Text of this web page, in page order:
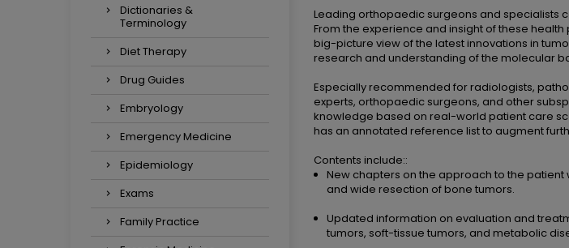
Dictionaries &
Terminology
Diet Therapy
Drug Guides
Embryology
Emergency Medicine
Epidemiology
Exams
Family Practice
Leading orthopaedic surgeons and specialists
From the experience and insight of these health
big-picture view of the latest innovations in
research and understanding of the molecular
Especially recommended for radiologists,
experts, orthopaedic surgeons, and other
knowledge based on real-world patient care
has an annotated reference list to augment
Contents include::
New chapters on the approach to the
and wide resection of bone tumors.
Updated information on evaluation and
tumors, soft-tissue tumors, and metabolic